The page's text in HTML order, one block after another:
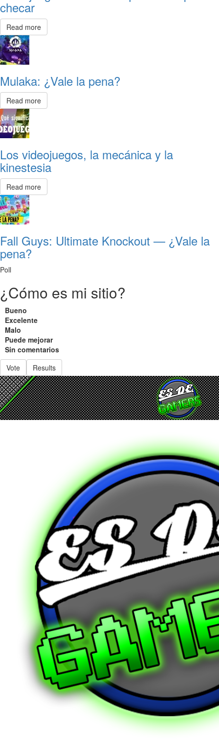
checar
Read more
Mulaka: ¿Vale la pena?
Read more
Los videojuegos, la mecánica y la
kinestesia
Read more
Fall Guys: Ultimate Knockout — ¿Vale la
pena?
Poll
¿Cómo es mi sitio?
Bueno
Excelente
Malo
Puede mejorar
Sin comentarios
Vote
Results